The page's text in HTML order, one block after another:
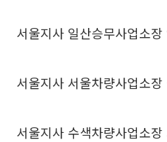
서울지사 일산승무사업소장
서울지사 서울차량사업소장
서울지사 수색차량사업소장